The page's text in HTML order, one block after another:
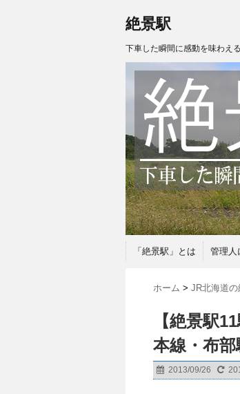
絶景駅
下車した瞬間に感動を味わえ
「絶景駅」とは 管理人
ホーム > JR北海道の
【絶景駅
本線・布部
2013/09/26